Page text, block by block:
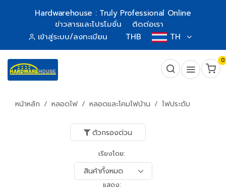
Hardwarehouse : Truly Professional Online
ข่าวสารและโปรโมชั่น
ติดต่อเรา
เข้าสู่ระบบ/ลงทะเบียน
THB TH
0
หน้าหลัก หลอดไฟ หลอดและโคมไฟบ้าน ไฟประดับ
ตัวกรองด่วน
เรียงโดย:
แสดง: